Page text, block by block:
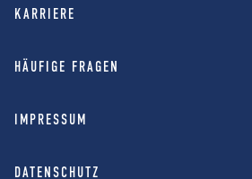
KARRIERE
HÄUFIGE FRAGEN
IMPRESSUM
DATENSCHUTZ